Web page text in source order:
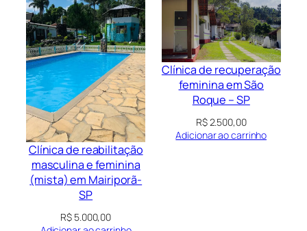
Clínica de reabilitação
masculina e feminina
(mista) em Mairiporã-
SP
R$ 5.000,00
Clínica de recuperação
feminina em São
Roque – SP
R$2.500,00
Adicionar ao carrinho